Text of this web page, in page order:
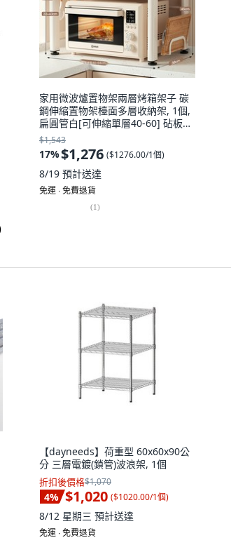
家用微波爐置物架兩層烤箱架子 碳
鋼伸縮置物架檯面多層收納架, 1個,
扁圓管白[可伸縮單層40-60] 砧板
+掛鉤:1個
$1,543
17%$1,276 ($1276.00/1個)
8/19 預計送達
免運 ∙ 免費退貨
(1)
【dayneeds】荷重型 60x60x90公
分 三層電鍍(鎖管)波浪架, 1個
折扣後價格$1,070
4% $1,020 ($1020.00/1個)
8/12 星期三 預計送達
免運 ∙ 免費退貨